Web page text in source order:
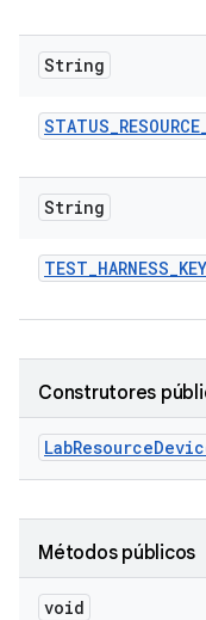
String
STATUS_RESOURCE
String
TEST_HARNESS_KEY
Construtores
LabResource
Métodos públicos
void